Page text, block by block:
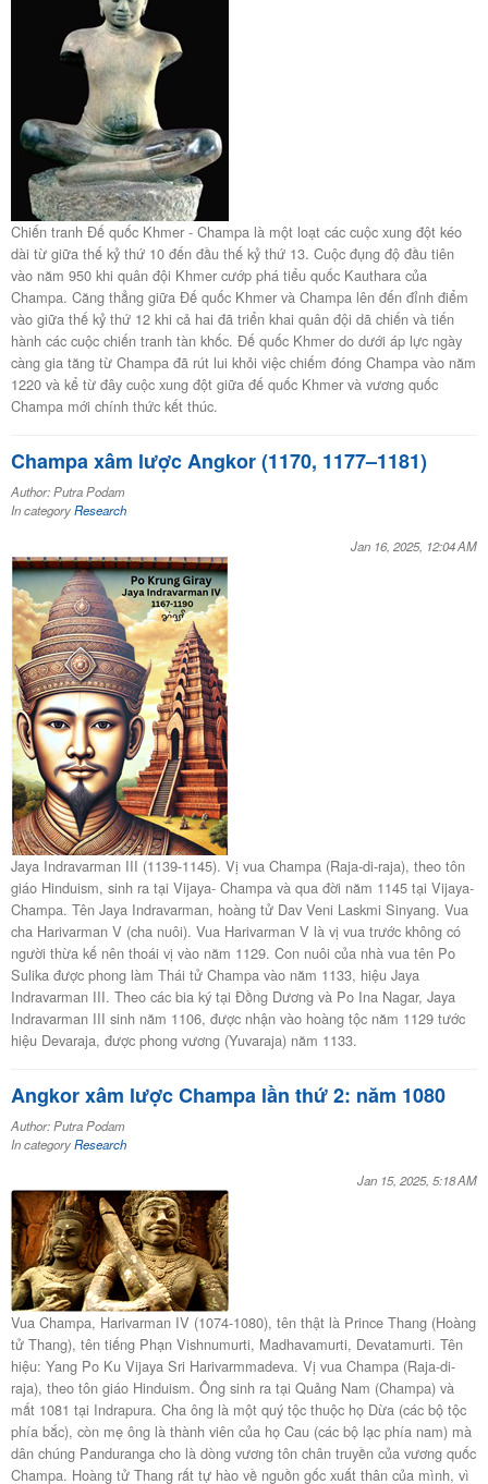
Chiến tranh Đế quốc Khmer - Champa là một loạt các cuộc xung đột kéo
dài từ giữa thế kỷ thứ 10 đến đầu thế kỷ thứ 13. Cuộc đụng độ đầu tiên
vào năm 950 khi quân đội Khmer cướp phá tiểu quốc Kauthara của
Champa. Căng thẳng giữa Đế quốc Khmer và Champa lên đến đỉnh điểm
vào giữa thế kỷ thứ 12 khi cả hai đã triển khai quân đội dã chiến và tiến
hành các cuộc chiến tranh tàn khốc. Đế quốc Khmer do dưới áp lực ngày
càng gia tăng từ Champa đã rút lui khỏi việc chiếm đóng Champa vào năm
1220 và kể từ đây cuộc xung đột giữa đế quốc Khmer và vương quốc
Champa mới chính thức kết thúc.
Champa xâm lược Angkor (1170, 1177–1181)
Author: Putra Podam
In categoryResearch
Jan 16, 2025, 12:04 AM
Jaya Indravarman III (1139-1145). Vị vua Champa (Raja-di-raja), theo tôn
giáo Hinduism, sinh ra tại Vijaya- Champa và qua đời năm 1145 tại Vijaya-
Champa. Tên Jaya Indravarman, hoàng tử Dav Veni Laskmi Sinyang. Vua
cha Harivarman V (cha nuôi). Vua Harivarman V là vị vua trước không có
người thừa kế nên thoái vị vào năm 1129. Con nuôi của nhà vua tên Po
Sulika được phong làm Thái tử Champa vào năm 1133, hiệu Jaya
Indravarman III. Theo các bia ký tại Đồng Dương và Po Ina Nagar, Jaya
Indravarman III sinh năm 1106, được nhận vào hoàng tộc năm 1129 tước
hiệu Devaraja, được phong vương (Yuvaraja) năm 1133.
Angkor xâm lược Champa lần thứ 2: năm 1080
Author: Putra Podam
In categoryResearch
Jan 15, 2025, 5:18 AM
Vua Champa, Harivarman IV (1074-1080), tên thật là Prince Thang (Hoàng
tử Thang), tên tiếng Phạn Vishnumurti, Madhavamurti, Devatamurti. Tên
hiệu: Yang Po Ku Vijaya Sri Harivarmmadeva. Vị vua Champa (Raja-di-
raja), theo tôn giáo Hinduism. Ông sinh ra tại Quảng Nam (Champa) và
mất 1081 tại Indrapura. Cha ông là một quý tộc thuộc họ Dừa (các bộ tộc
phía bắc), còn mẹ ông là thành viên của họ Cau (các bộ lạc phía nam) mà
dân chúng Panduranga cho là dòng vương tôn chân truyền của vương quốc
Champa. Hoàng tử Thang rất tự hào về nguồn gốc xuất thân của mình, vì